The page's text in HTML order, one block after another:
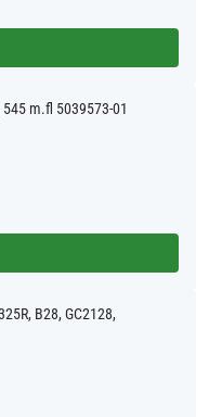
m.fl 5039573-01
B28, GC2128,